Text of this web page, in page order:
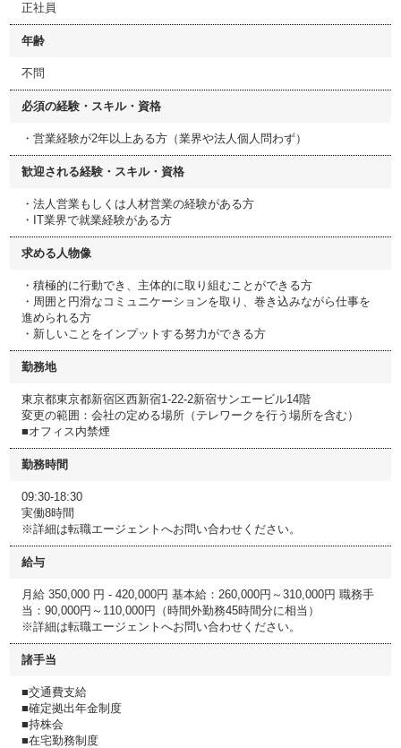
正社員
年齢
不問
必須の経験・スキル・資格
・営業経験が2年以上ある方（業界や法人個人問わず）
歓迎される経験・スキル・資格
・法人営業もしくは人材営業の経験がある方
・IT業界で就業経験がある方
求める人物像
・積極的に行動でき、主体的に取り組むことができる方
・周囲と円滑なコミュニケーションを取り、巻き込みながら仕事を
進められる方
・新しいことをインプットする努力ができる方
勤務地
東京都東京都新宿区西新宿1-22-2新宿サンエービル14階
変更の範囲：会社の定める場所（テレワークを行う場所を含む）
■オフィス内禁煙
勤務時間
09:30-18:30
実働8時間
※詳細は転職エージェントへお問い合わせください。
給与
月給 350,000 円 - 420,000円 基本給：260,000円～310,000円 職務手
当：90,000円～110,000円（時間外勤務45時間分に相当）
※詳細は転職エージェントへお問い合わせください。
諸手当
■交通費支給
■確定拠出年金制度
■持株会
■在宅勤務制度